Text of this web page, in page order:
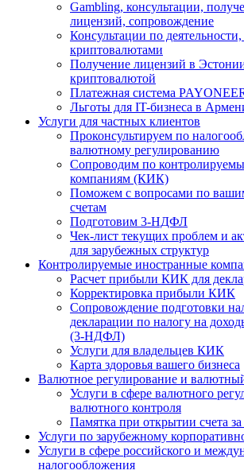
Gambling, консультации,
лицензий, сопровождение
Консультации по
криптовалютами
Получение лицензий в
криптовалютой
Платежная система
Льготы для IT-бизнеса в
Услуги для частных клиентов
Проконсультируем по
валютному регулированию
Сопроводим по
компаниям (КИК)
Поможем с вопросами по
счетам
Подготовим 3-НДФЛ
Чек-лист текущих проблем и
для зарубежных структур
Контролируемые иностранные
Расчет прибыли КИК для
Корректировка прибыли КИК
Сопровождение подготовки
декларации по налогу на
(3-НДФЛ)
Услуги для владельцев КИК
Карта здоровья вашего бизнеса
Валютное регулирование и
Услуги в сфере валютного
валютного контроля
Памятка при открытии счета
Услуги по зарубежному
Услуги в сфере российского и
налогообложения